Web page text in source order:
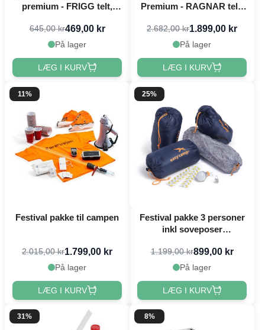
premium - FRIGG telt,
645,00 kr469,00 kr
På lager
LÆG I KURV
Premium - RAGNAR telt,
2.682,00 kr1.899,00 kr
På lager
LÆG I KURV
11%
Festival pakke til campen
2.015,00 kr1.799,00 kr
På lager
LÆG I KURV
25%
Festival pakke 3 personer
inkl soveposer
1.199,00 kr899,00 kr
På lager
LÆG I KURV
31% 8%